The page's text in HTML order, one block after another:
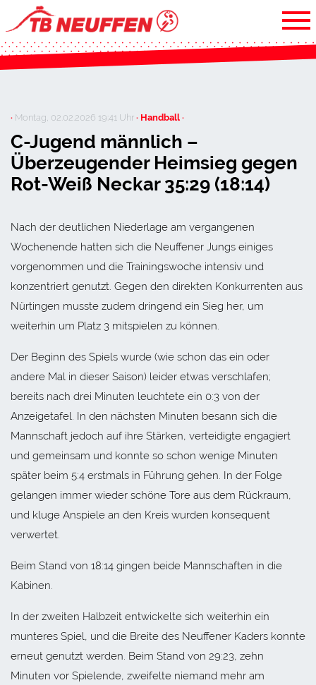
· Montag, 02.02.2026 19:41 Uhr· Handball ·
C-Jugend männlich –
Überzeugender Heimsieg gegen
Rot-Weiß Neckar 35:29 (18:14)
Nach der deutlichen Niederlage am vergangenen
Wochenende hatten sich die Neuffener Jungs einiges
vorgenommen und die Trainingswoche intensiv und
konzentriert genutzt. Gegen den direkten Konkurrenten aus
Nürtingen musste zudem dringend ein Sieg her, um
weiterhin um Platz 3 mitspielen zu können.
Der Beginn des Spiels wurde (wie schon das ein oder
andere Mal in dieser Saison) leider etwas verschlafen;
bereits nach drei Minuten leuchtete ein 0:3 von der
Anzeigetafel. In den nächsten Minuten besann sich die
Mannschaft jedoch auf ihre Stärken, verteidigte engagiert
und gemeinsam und konnte so schon wenige Minuten
später beim 5:4 erstmals in Führung gehen. In der Folge
gelangen immer wieder schöne Tore aus dem Rückraum,
und kluge Anspiele an den Kreis wurden konsequent
verwertet.
Beim Stand von 18:14 gingen beide Mannschaften in die
Kabinen.
In der zweiten Halbzeit entwickelte sich weiterhin ein
munteres Spiel, und die Breite des Neuffener Kaders konnte
erneut genutzt werden. Beim Stand von 29:23, zehn
Minuten vor Spielende, zweifelte niemand mehr am